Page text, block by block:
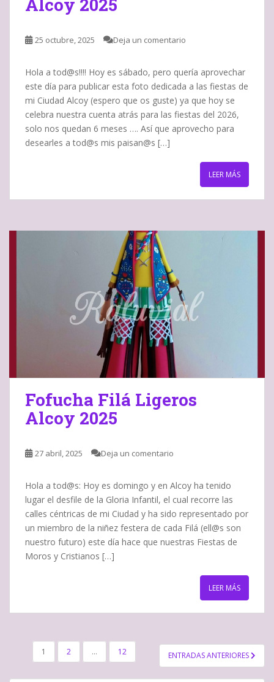
Alcoy 2025
25 octubre, 2025 Deja un comentario
Hola a tod@s!!!! Hoy es sábado, pero quería aprovechar
este día para publicar esta foto dedicada a las fiestas de
mi Ciudad Alcoy (espero que os guste) ya que hoy se
celebra nuestra cuenta atrás para las fiestas del 2026,
solo nos quedan 6 meses …. Así que aprovecho para
desearles a tod@s mis paisan@s […]
LEER MÁS
Fofucha Filá Ligeros
Alcoy 2025
27 abril, 2025 Deja un comentario
Hola a tod@s: Hoy es domingo y en Alcoy ha tenido
lugar el desfile de la Gloria Infantil, el cual recorre las
calles céntricas de mi Ciudad y ha sido representado por
un miembro de la niñez festera de cada Filá (ell@s son
nuestro futuro) este día hace que nuestras Fiestas de
Moros y Cristianos […]
LEER MÁS
NAVEGACIÓN
1 2 … 12 ENTRADAS ANTERIORES